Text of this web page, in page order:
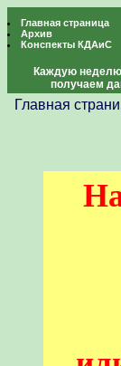
Главная страница
Архив
Конспекты КДАиС
Каждую неделю
получаем
Главная